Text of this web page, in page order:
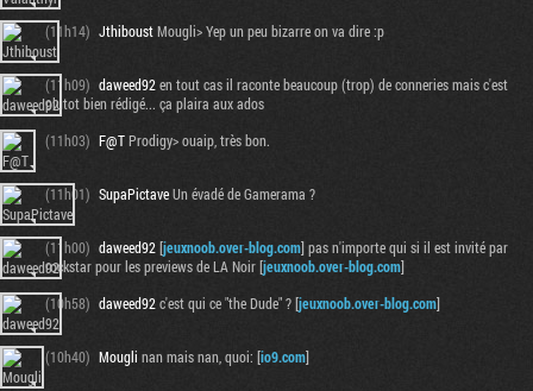
(11h14) JthiboustMougli> Yep un peu bizarre on va dire :p
(11h09) daweed92en tout cas il raconte beaucoup (trop) de conneries mais c'est
plutot bien rédigé... ça plaira aux ados
(11h03) F@TProdigy> ouaip, très bon.
(11h01) SupaPictaveUn évadé de Gamerama ?
(11h00) daweed92[jeuxnoob.over-blog.com] pas n'importe qui si il est invité par
rockstar pour les previews de LA Noir [jeuxnoob.over-blog.com]
(10h58) daweed92c'est qui ce "the Dude" ? [jeuxnoob.over-blog.com]
(10h40) Mougli nan mais nan, quoi: [io9.com]